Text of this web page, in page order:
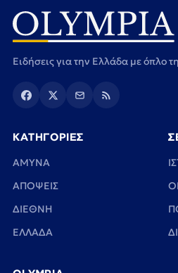
Ειδήσεις για την Ελλάδα με όπλο
ΚΑΤΗΓΟΡΙΕΣ
ΑΜΥΝΑ
ΑΠΟΨΕΙΣ
ΔΙΕΘΝΗ
ΕΛΛΑΔΑ